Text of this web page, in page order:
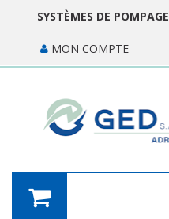
SYSTÈMES DE POMPAGE
MON COMPTE